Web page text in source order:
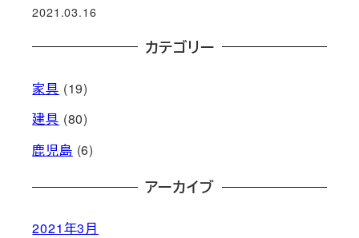
2021.03.16
カテゴリー
家具 (19)
建具 (80)
鹿児島 (6)
アーカイブ
2021年3月